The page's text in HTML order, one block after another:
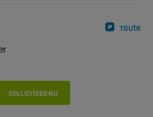
SOLLICITEER NU
route